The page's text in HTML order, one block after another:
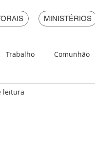
MINISTÉRIOS
Trabalho Comunhão
Em Provérbios
leitura